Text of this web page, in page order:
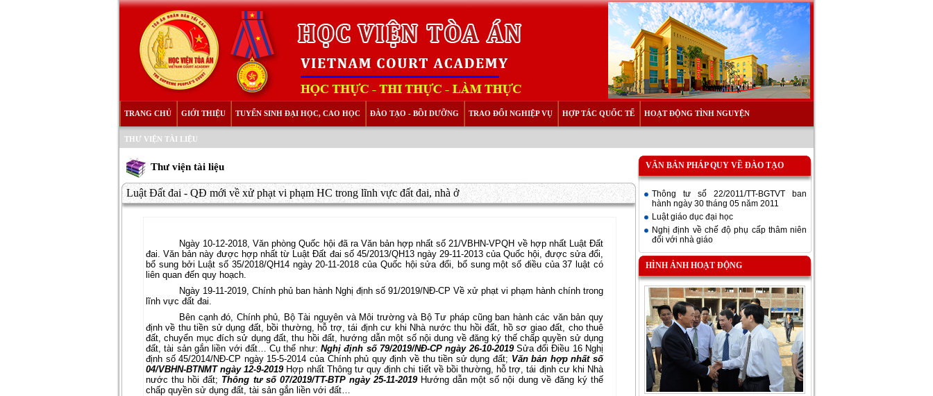
TRANG CHỦ GIỚI THIỆU TUYỂN SINH ĐẠI HỌC, CAO HỌC ĐÀO TẠO - BỒI DƯỠNG TRAO ĐỔI NGHIỆP VỤ HỢP TÁC QUỐC TẾ HOẠT ĐỘNG TÌNH NGUYỆN
THƯ VIỆN TÀI LIỆU
Thư viện tài liệu
Luật Đất đai - QĐ mới về xử phạt vi phạm HC trong lĩnh vực đất đai, nhà ở
Ngày 10-12-2018, Văn phòng Quốc hội đã ra Văn bản hợp nhất số 21/VBHN-VPQH về hợp nhất Luật Đất
đai. Văn bản này được hợp nhất từ Luật Đất đai số 45/2013/QH13 ngày 29-11-2013 của Quốc hội, được sửa đổi,
bổ sung bởi Luật số 35/2018/QH14 ngày 20-11-2018 của Quốc hội sửa đổi, bổ sung một số điều của 37 luật có
liên quan đến quy hoạch.
Ngày 19-11-2019, Chính phủ ban hành Nghị định số 91/2019/NĐ-CP Về xử phạt vi phạm hành chính trong
lĩnh vực đất đai.
Bên cạnh đó, Chính phủ, Bộ Tài nguyên và Môi trường và Bộ Tư pháp cũng ban hành các văn bản quy
định về thu tiền sử dụng đất, bồi thường, hỗ trợ, tái định cư khi Nhà nước thu hồi đất, hồ sơ giao đất, cho thuê
đất, chuyển mục đích sử dụng đất, thu hồi đất, hướng dẫn một số nội dung về đăng ký thế chấp quyền sử dụng
đất, tài sản gắn liền với đất… Cụ thể như: Nghị định số 79/2019/NĐ-CP ngày 26-10-2019Sửa đổi Điều 16 Nghị
định số 45/2014/NĐ-CP ngày 15-5-2014 của Chính phủ quy định về thu tiền sử dụng đất; Văn bản hợp nhất số
04/VBHN-BTNMT ngày 12-9-2019 Hợp nhất Thông tư quy định chi tiết về bồi thường, hỗ trợ, tái định cư khi Nhà
nước thu hồi đất; Thông tư số 07/2019/TT-BTP ngày 25-11-2019Hướng dẫn một số nội dung về đăng ký thế
chấp quyền sử dụng đất, tài sản gắn liền với đất…
VĂN BẢN PHÁP QUY VỀ ĐÀO TẠO
Thông tư số 22/2011/TT-BGTVT ban
hành ngày 30 tháng 05 năm 2011
Luật giáo dục đại học
Nghị định về chế độ phụ cấp thâm niên
đối với nhà giáo
HÌNH ẢNH HOẠT ĐỘNG